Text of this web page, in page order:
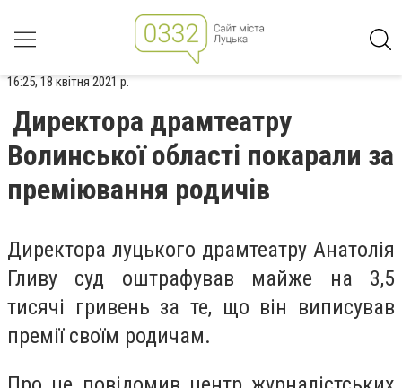
16:25, 18 квітня 2021 р.
Директора драмтеатру
Волинської області покарали за
преміювання родичів
Директора луцького драмтеатру Анатолія
Гливу суд оштрафував майже на 3,5
тисячі гривень за те, що він виписував
премії своїм родичам.